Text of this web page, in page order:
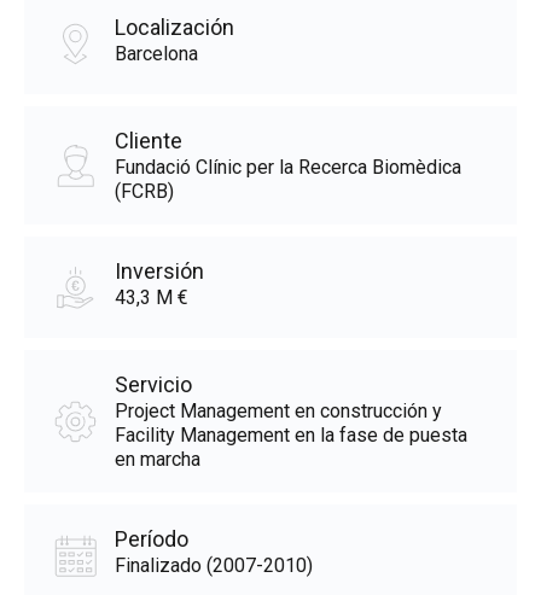
Localización
Barcelona
Cliente
Fundació Clínic per la Recerca Biomèdica
(FCRB)
Inversión
43,3 M €
Servicio
Project Management en construcción y
Facility Management en la fase de puesta
en marcha
Período
Finalizado (2007-2010)